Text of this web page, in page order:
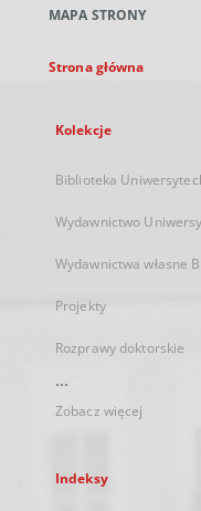
karcie
MAPA STRONY
Strona główna
Kolekcje
Biblioteka
Wydawnictwo
Wydawnictwa własne
Projekty
Rozprawy doktorskie
...
Zobacz więcej
Indeksy